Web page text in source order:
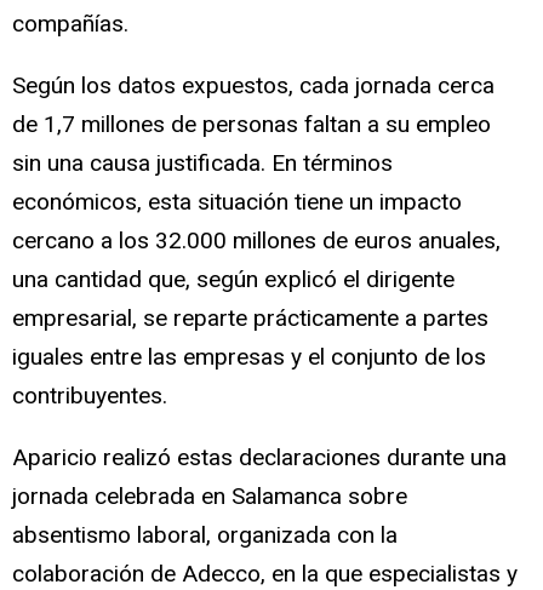
compañías.
Según los datos expuestos, cada jornada cerca
de 1,7 millones de personas faltan a su empleo
sin una causa justificada. En términos
económicos, esta situación tiene un impacto
cercano a los 32.000 millones de euros anuales,
una cantidad que, según explicó el dirigente
empresarial, se reparte prácticamente a partes
iguales entre las empresas y el conjunto de los
contribuyentes.
Aparicio realizó estas declaraciones durante una
jornada celebrada en Salamanca sobre
absentismo laboral, organizada con la
colaboración de Adecco, en la que especialistas y